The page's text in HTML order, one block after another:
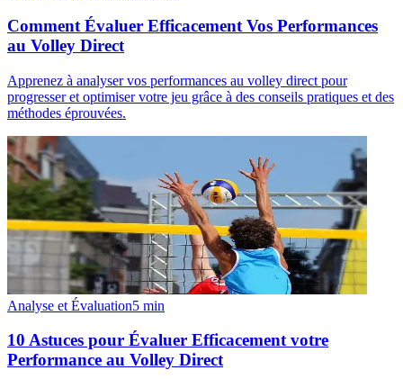
Comment Évaluer Efficacement Vos Performances
au Volley Direct
Apprenez à analyser vos performances au volley direct pour
progresser et optimiser votre jeu grâce à des conseils pratiques et des
méthodes éprouvées.
Analyse et Évaluation5 min
10 Astuces pour Évaluer Efficacement votre
Performance au Volley Direct